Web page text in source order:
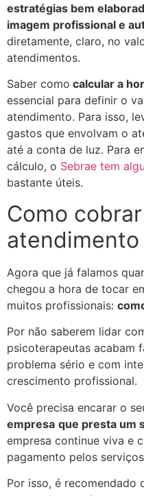
estratégias bem
imagem profissional e
diretamente, claro, no
atendimentos.
Saber como calcular a
essencial para definir o
atendimento. Para isso,
gastos que envolvam o
até a conta de luz. Para
cálculo, o Sebrae tem
bastante úteis.
Como
Agora que já falamos
chegou a hora de tocar
muitos profissionais:
Por não saberem lidar
psicoterapeutas acabam
problema sério e com
crescimento profissional.
Você precisa encarar o
empresa que presta um
empresa continue viva e
pagamento pelos
Por isso, é recomendado